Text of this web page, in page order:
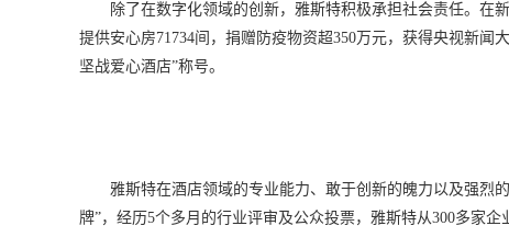
除了在数字化领域的创新，雅斯特积极承担社会责任。在
提供安心房71734间，捐赠防疫物资超350万元，获得央视新闻
坚战爱心酒店”称号。
雅斯特在酒店领域的专业能力、敢于创新的魄力以及强烈
牌”，经历5个多月的行业评审及公众投票，雅斯特从300多家